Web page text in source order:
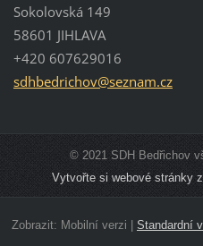
Sokolovská 149
58601 JIHLAVA
+420 607629016
sdhbedrichov@seznam.cz
© 2021 SDH Bedřichov
Vytvořte si webové stránky
Zobrazit: Mobilní verzi Standardní